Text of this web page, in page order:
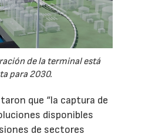
de la terminal está
para 2030.
que “la captura de
disponibles
de sectores